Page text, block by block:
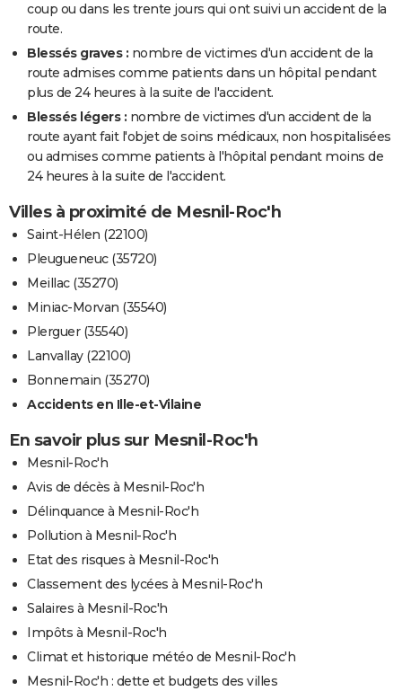
coup ou dans les trente jours qui ont suivi un accident de la
route.
Blessés graves : nombre de victimes d'un accident de la
route admises comme patients dans un hôpital pendant
plus de 24 heures à la suite de l'accident.
Blessés légers : nombre de victimes d'un accident de la
route ayant fait l'objet de soins médicaux, non hospitalisées
ou admises comme patients à l'hôpital pendant moins de
24 heures à la suite de l'accident.
Villes à proximité de Mesnil-Roc'h
Saint-Hélen (22100)
Pleugueneuc (35720)
Meillac (35270)
Miniac-Morvan (35540)
Plerguer (35540)
Lanvallay (22100)
Bonnemain (35270)
Accidents en Ille-et-Vilaine
En savoir plus sur Mesnil-Roc'h
Mesnil-Roc'h
Avis de décès à Mesnil-Roc'h
Délinquance à Mesnil-Roc'h
Pollution à Mesnil-Roc'h
Etat des risques à Mesnil-Roc'h
Classement des lycées à Mesnil-Roc'h
Salaires à Mesnil-Roc'h
Impôts à Mesnil-Roc'h
Climat et historique météo de Mesnil-Roc'h
Mesnil-Roc'h : dette et budgets des villes